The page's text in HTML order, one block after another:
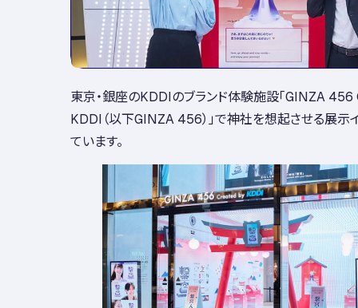
東京・銀座のKDDIのブランド体験施設「GINZA
KDDI（以下GINZA 456）」で神社を想起させる展示
ています。